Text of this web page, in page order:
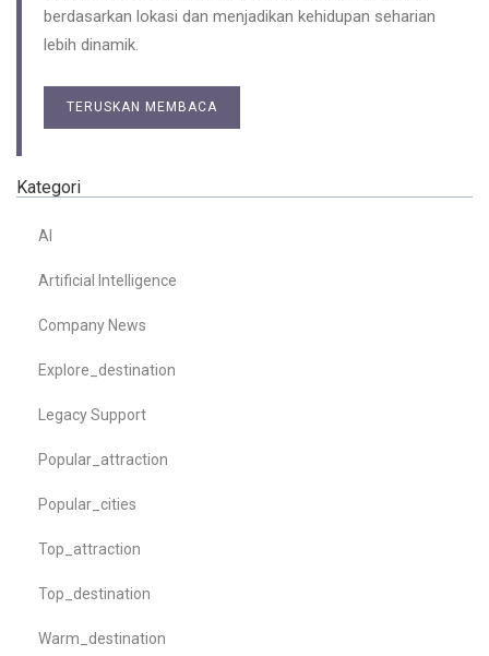
berdasarkan lokasi dan menjadikan kehidupan seharian
lebih dinamik.
TERUSKAN MEMBACA
Kategori
AI
Artificial Intelligence
Company News
Explore_destination
Legacy Support
Popular_attraction
Popular_cities
Top_attraction
Top_destination
Warm_destination